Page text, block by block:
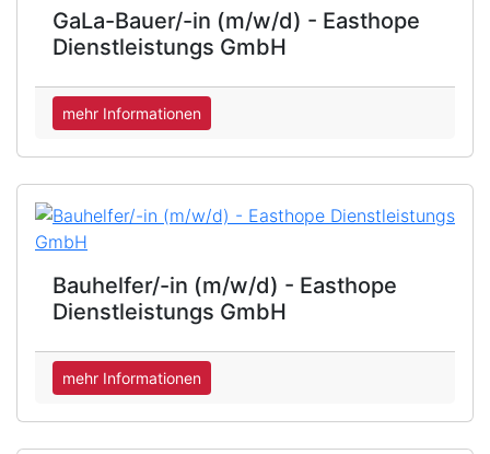
GaLa-Bauer/-in (m/w/d) - Easthope
Dienstleistungs GmbH
mehr Informationen
Bauhelfer/-in (m/w/d) - Easthope
Dienstleistungs GmbH
mehr Informationen